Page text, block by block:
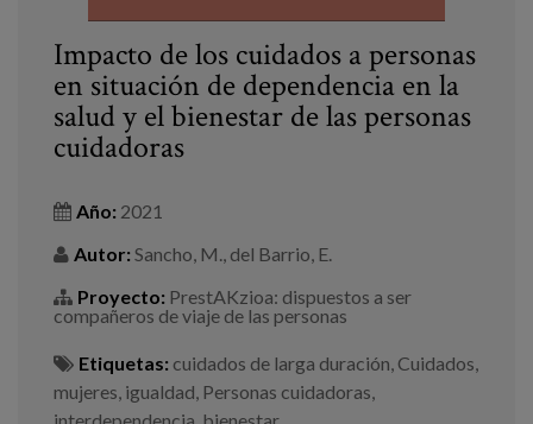
Impacto de los cuidados a personas
en situación de dependencia en la
salud y el bienestar de las personas
cuidadoras
Año: 2021
Autor: Sancho, M., del Barrio, E.
Proyecto: PrestAKzioa: dispuestos a ser
compañeros de viaje de las personas
Etiquetas: cuidados de larga duración Cuidados
mujeres igualdad Personas cuidadoras